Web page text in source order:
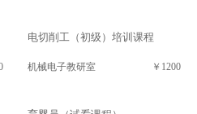
电切削工（初级）培训课程
机械电子教研室 ￥1200